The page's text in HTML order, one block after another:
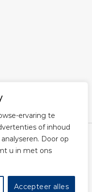
ervaring te
of inhoud
Door op
u in met ons
Accepteer alles